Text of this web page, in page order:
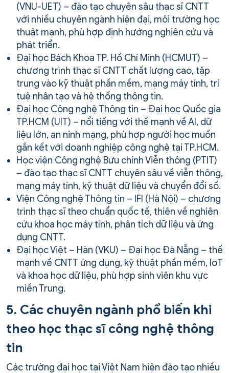
(VNU-UET) – đào tạo chuyên sâu thạc sĩ CNTT
với nhiều chuyên ngành hiện đại, môi trường học
thuật mạnh, phù hợp định hướng nghiên cứu và
phát triển.
Đại học Bách Khoa TP. Hồ Chí Minh (HCMUT) –
chương trình thạc sĩ CNTT chất lượng cao, tập
trung vào kỹ thuật phần mềm, mạng máy tính, trí
tuệ nhân tạo và hệ thống thông tin.
Đại học Công nghệ Thông tin – Đại học Quốc gia
TP.HCM (UIT) – nổi tiếng với thế mạnh về AI, dữ
liệu lớn, an ninh mạng, phù hợp người học muốn
gắn kết với doanh nghiệp công nghệ tại TP.HCM.
Học viện Công nghệ Bưu chính Viễn thông (PTIT)
– đào tạo thạc sĩ CNTT chuyên sâu về viễn thông,
mạng máy tính, kỹ thuật dữ liệu và chuyển đổi số.
Viện Công nghệ Thông tin – IFI (Hà Nội) – chương
trình thạc sĩ theo chuẩn quốc tế, thiên về nghiên
cứu khoa học máy tính, phân tích dữ liệu và ứng
dụng CNTT.
Đại học Việt – Hàn (VKU) – Đại học Đà Nẵng – thế
mạnh về CNTT ứng dụng, kỹ thuật phần mềm, IoT
và khoa học dữ liệu, phù hợp sinh viên khu vực
miền Trung.
5. Các chuyên ngành phổ biến khi
theo học thạc sĩ công nghệ thông
tin
Các trường đại học tại Việt Nam hiện đào tạo nhiều